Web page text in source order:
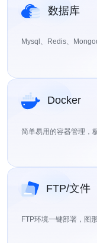
数据库
Mysql、Redis、
Docker
简单易用的容器管理，
FTP/文件
FTP环境一键部署，图